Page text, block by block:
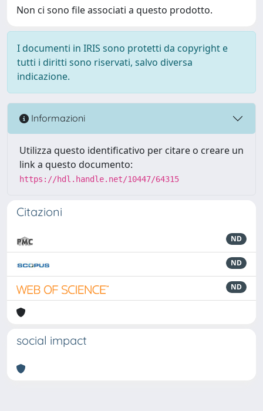
Non ci sono file associati a questo prodotto.
I documenti in IRIS sono protetti da copyright e
tutti i diritti sono riservati, salvo diversa
indicazione.
Informazioni
Utilizza questo identificativo per citare o creare un
link a questo documento:
https://hdl.handle.net/10447/64315
Citazioni
ND
ND
ND
social impact